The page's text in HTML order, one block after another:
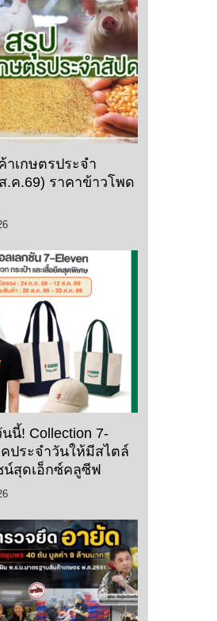
าเกษตรประจำ
.ค.69) ราคาข้าวโพด
นี้! Collection 7-
ประจำวันให้มีสไตล์
น์สุดเอ็กซ์คลูซีฟ